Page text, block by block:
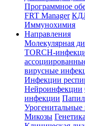
Программное
FRT Manager
Иммунохимия
Направления
Молекулярная
TORCH-
вирусные
Инфекции
Нейроинфекции
инфекции
Микозы Генетика